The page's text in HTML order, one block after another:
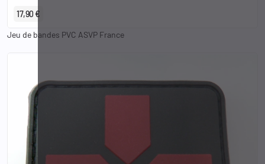
17,90 €
Jeu de bandes PVC ASVP France